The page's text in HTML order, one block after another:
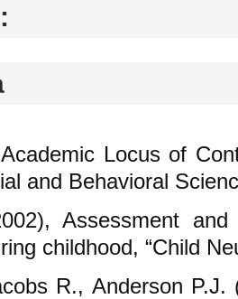
Locus of
and Behavioral
Assessment
childhood, “Child
R., Anderson P.J.